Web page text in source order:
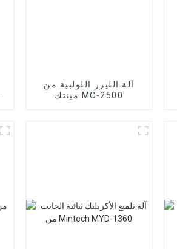
آلة الليزر اللولبية من
مينتك MC-2500